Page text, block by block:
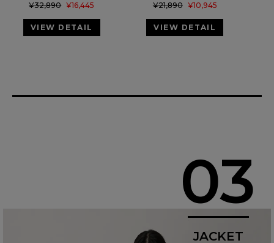
¥32,890 ¥16,445
VIEW DETAIL
¥21,890 ¥10,945
VIEW DETAIL
03
JACKET